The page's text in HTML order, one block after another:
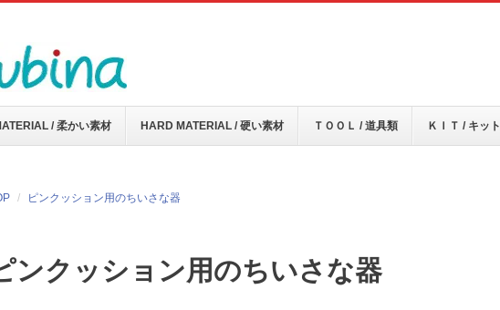
/ 柔かい素材 HARD MATERIAL / 硬い素材 ＴＯＯＬ / 道具類 ＫＩＴ / キット
ピンクッション用のちいさな器
ンクッション用のちいさな器